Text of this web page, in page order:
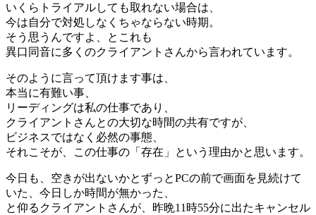
いくらトライアルしても取れない場合は、
今は自分で対処しなくちゃならない時期。
そう思うんですよ、とこれも
異口同音に多くのクライアントさんから言われています。
そのように言って頂けます事は、
本当に有難い事、
リーディングは私の仕事であり、
クライアントさんとの大切な時間の共有ですが、
ビジネスではなく必然の事態、
それこそが、この仕事の「存在」という理由かと思います。
今日も、空きが出ないかとずっとPCの前で画面を見続けて
いた、今日しか時間が無かった、
と仰るクライアントさんが、昨晩11時55分に出たキャンセル